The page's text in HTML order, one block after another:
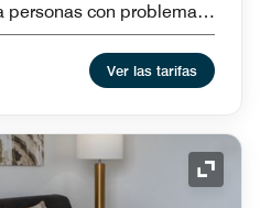
personas con problemas
para personas con
de movilidad y bañera,
con necesidades
Ver las tarifas
Icono